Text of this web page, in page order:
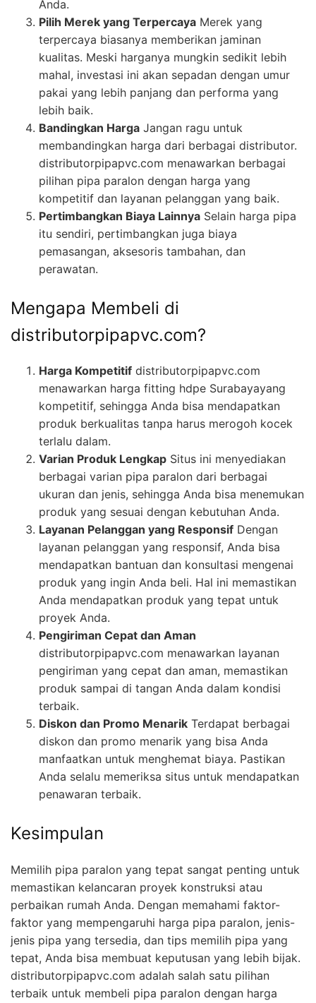
Anda.
Pilih Merek yang Terpercaya Merek yang
terpercaya biasanya memberikan jaminan
kualitas. Meski harganya mungkin sedikit lebih
mahal, investasi ini akan sepadan dengan umur
pakai yang lebih panjang dan performa yang
lebih baik.
Bandingkan Harga Jangan ragu untuk
membandingkan harga dari berbagai distributor.
distributorpipapvc.com menawarkan berbagai
pilihan pipa paralon dengan harga yang
kompetitif dan layanan pelanggan yang baik.
Pertimbangkan Biaya Lainnya Selain harga pipa
itu sendiri, pertimbangkan juga biaya
pemasangan, aksesoris tambahan, dan
perawatan.
Mengapa Membeli di
distributorpipapvc.com?
Harga Kompetitif distributorpipapvc.com
menawarkan harga fitting hdpe Surabayayang
kompetitif, sehingga Anda bisa mendapatkan
produk berkualitas tanpa harus merogoh kocek
terlalu dalam.
Varian Produk Lengkap Situs ini menyediakan
berbagai varian pipa paralon dari berbagai
ukuran dan jenis, sehingga Anda bisa menemukan
produk yang sesuai dengan kebutuhan Anda.
Layanan Pelanggan yang Responsif Dengan
layanan pelanggan yang responsif, Anda bisa
mendapatkan bantuan dan konsultasi mengenai
produk yang ingin Anda beli. Hal ini memastikan
Anda mendapatkan produk yang tepat untuk
proyek Anda.
Pengiriman Cepat dan Aman
distributorpipapvc.com menawarkan layanan
pengiriman yang cepat dan aman, memastikan
produk sampai di tangan Anda dalam kondisi
terbaik.
Diskon dan Promo Menarik Terdapat berbagai
diskon dan promo menarik yang bisa Anda
manfaatkan untuk menghemat biaya. Pastikan
Anda selalu memeriksa situs untuk mendapatkan
penawaran terbaik.
Kesimpulan
Memilih pipa paralon yang tepat sangat penting untuk
memastikan kelancaran proyek konstruksi atau
perbaikan rumah Anda. Dengan memahami faktor-
faktor yang mempengaruhi harga pipa paralon, jenis-
jenis pipa yang tersedia, dan tips memilih pipa yang
tepat, Anda bisa membuat keputusan yang lebih bijak.
distributorpipapvc.com adalah salah satu pilihan
terbaik untuk membeli pipa paralon dengan harga